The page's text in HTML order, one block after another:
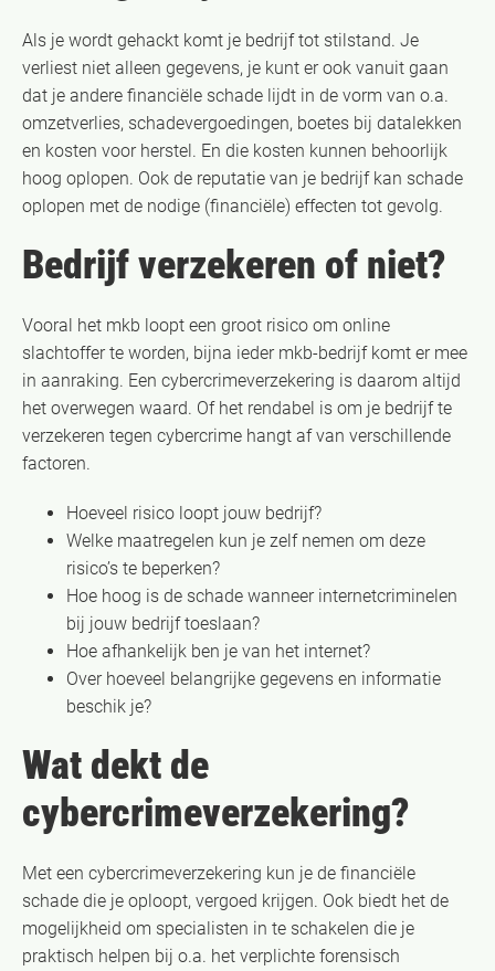
Als je wordt gehackt komt je bedrijf tot stilstand. Je
verliest niet alleen gegevens, je kunt er ook vanuit gaan
dat je andere financiële schade lijdt in de vorm van o.a.
omzetverlies, schadevergoedingen, boetes bij datalekken
en kosten voor herstel. En die kosten kunnen behoorlijk
hoog oplopen. Ook de reputatie van je bedrijf kan schade
oplopen met de nodige (financiële) effecten tot gevolg.
Bedrijf verzekeren of niet?
Vooral het mkb loopt een groot risico om online
slachtoffer te worden, bijna ieder mkb-bedrijf komt er mee
in aanraking. Een cybercrimeverzekering is daarom altijd
het overwegen waard. Of het rendabel is om je bedrijf te
verzekeren tegen cybercrime hangt af van verschillende
factoren.
Hoeveel risico loopt jouw bedrijf?
Welke maatregelen kun je zelf nemen om deze
risico’s te beperken?
Hoe hoog is de schade wanneer internetcriminelen
bij jouw bedrijf toeslaan?
Hoe afhankelijk ben je van het internet?
Over hoeveel belangrijke gegevens en informatie
beschik je?
Wat dekt de
cybercrimeverzekering?
Met een cybercrimeverzekering kun je de financiële
schade die je oploopt, vergoed krijgen. Ook biedt het de
mogelijkheid om specialisten in te schakelen die je
praktisch helpen bij o.a. het verplichte forensisch